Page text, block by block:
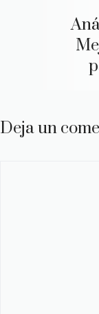
Deja un